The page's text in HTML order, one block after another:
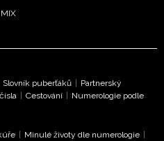
MIX
Slovník puberťáků | Partnerský
| Cestování | Numerologie podle
| Minulé životy dle numerologie |